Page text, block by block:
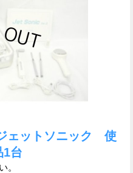
ェットソニック 使
1台
。